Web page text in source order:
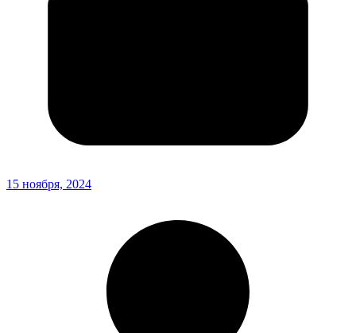
15 ноября, 2024